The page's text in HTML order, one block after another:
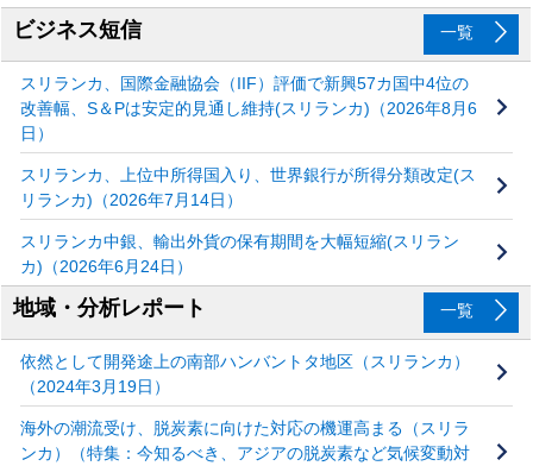
ビジネス短信 一覧
スリランカ、国際金融協会（IIF）評価で新興57カ国中4位の
改善幅、S＆Pは安定的見通し維持(スリランカ)（2026年8月6
日）
スリランカ、上位中所得国入り、世界銀行が所得分類改定(ス
リランカ)（2026年7月14日）
スリランカ中銀、輸出外貨の保有期間を大幅短縮(スリラン
カ)（2026年6月24日）
地域・分析レポート 一覧
依然として開発途上の南部ハンバントタ地区（スリランカ）
（2024年3月19日）
海外の潮流受け、脱炭素に向けた対応の機運高まる（スリラ
ンカ）（特集：今知るべき、アジアの脱炭素など気候変動対